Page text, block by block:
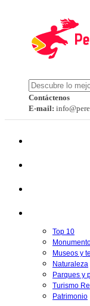
Contáctenos
E-mail:
Top 10
Museos y
Naturaleza
Parques y
Turismo
Patrimonio